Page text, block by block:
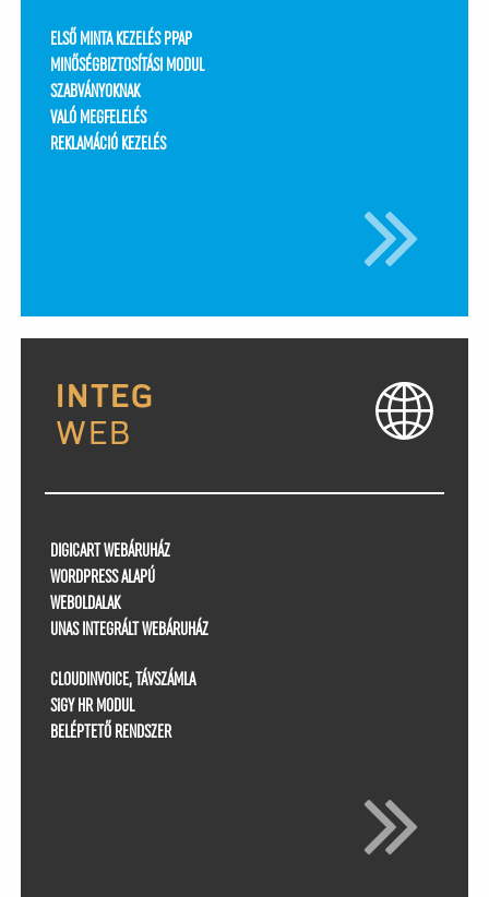
ELSŐ MINTA KEZELÉS PPAP
MINŐSÉGBIZTOSÍTÁSI MODUL
SZABVÁNYOKNAK
VALÓ MEGFELELÉS
REKLAMÁCIÓ KEZELÉS
INTEG
WEB
DIGICART WEBÁRUHÁZ
WORDPRESS ALAPÚ
WEBOLDALAK
UNAS INTEGRÁLT WEBÁRUHÁZ
CLOUDINVOICE, TÁVSZÁMLA
SiGY HR MODUL
BELÉPTETŐ RENDSZER